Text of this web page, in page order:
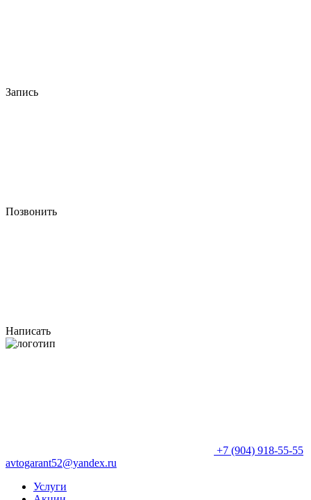
Запись
Позвонить
Написать
+7 (904) 918-55-55
avtogarant52@yandex.ru
Услуги